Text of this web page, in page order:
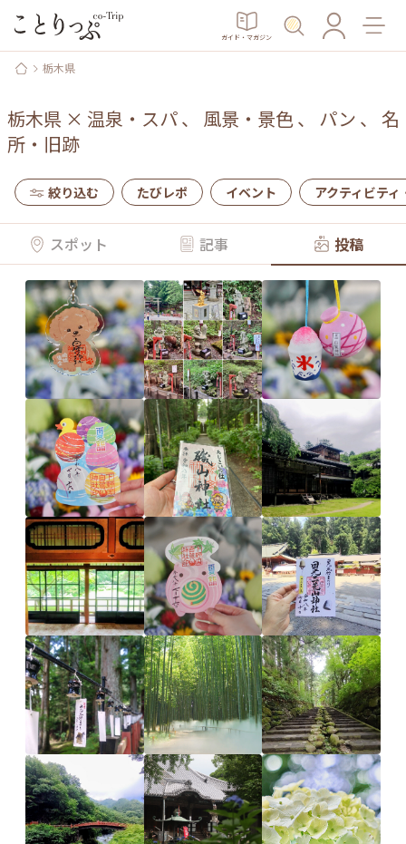
ガイド・マガジン
栃木県
栃木県 × 温泉・スパ、 風景・景色、 パン 、 名
所・旧跡
絞り込む たびレポ イベント アクティビティ
スポット 記事 投稿